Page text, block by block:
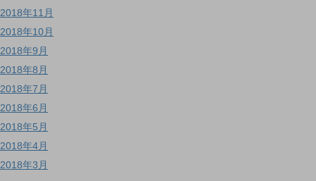
2018年11月
2018年10月
2018年9月
2018年8月
2018年7月
2018年6月
2018年5月
2018年4月
2018年3月